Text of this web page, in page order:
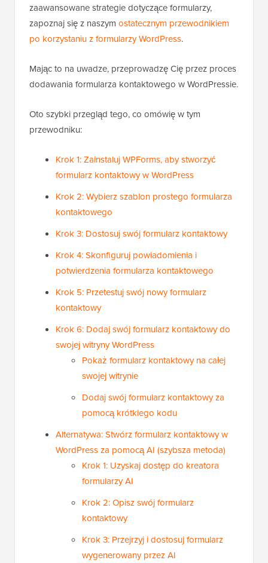
zaawansowane strategie dotyczące formularzy,
zapoznaj się z naszym ostatecznym przewodnikiem
po korzystaniu z formularzy WordPress.
Mając to na uwadze, przeprowadzę Cię przez proces
dodawania formularza kontaktowego w WordPressie.
Oto szybki przegląd tego, co omówię w tym
przewodniku:
Krok 1: Zainstaluj WPForms, aby stworzyć
formularz kontaktowy w WordPress
Krok 2: Wybierz szablon prostego formularza
kontaktowego
Krok 3: Dostosuj swój formularz kontaktowy
Krok 4: Skonfiguruj powiadomienia i
potwierdzenia formularza kontaktowego
Krok 5: Przetestuj swój nowy formularz
kontaktowy
Krok 6: Dodaj swój formularz kontaktowy do
swojej witryny WordPress
Pokaż formularz kontaktowy na całej
swojej witrynie
Dodaj swój formularz kontaktowy za
pomocą krótkiego kodu
Alternatywa: Stwórz formularz kontaktowy w
WordPress za pomocą AI (szybsza metoda)
Krok 1: Uzyskaj dostęp do kreatora
formularzy AI
Krok 2: Opisz swój formularz
kontaktowy
Krok 3: Przejrzyj i dostosuj formularz
wygenerowany przez AI